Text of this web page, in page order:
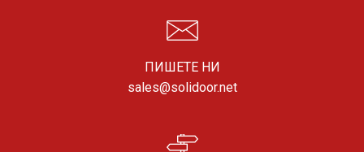
ПИШЕТЕ НИ
sales@solidoor.net